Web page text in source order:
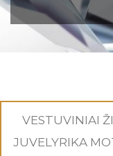
VESTUVINIAI
JUVELYRIKA